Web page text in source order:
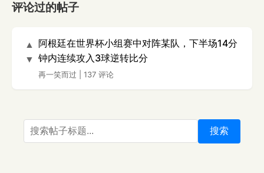
评论过的帖子
▲
▼
阿根廷在世界杯小组赛中对阵某队，下半场14分
钟内连续攻入3球逆转比分
再一笑而过 137 评论
搜索